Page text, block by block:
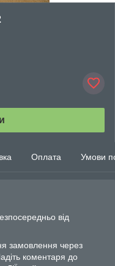
Оплата Умови
від
замовлення через
коментаря до